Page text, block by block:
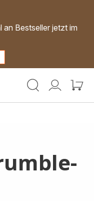
Bestseller jetzt im
Mein
Mein